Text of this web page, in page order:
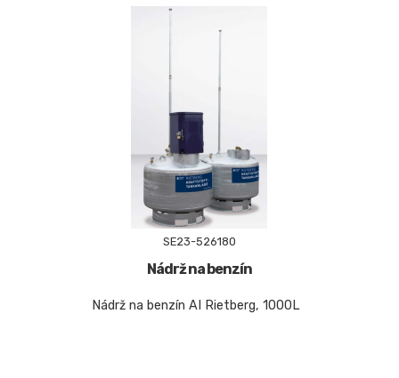
SE23-526180
Nádrž na benzín
Nádrž na benzín AI Rietberg, 1000L